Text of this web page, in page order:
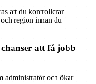
att du kontrollerar
region innan du
att få jobb
administratör och ökar